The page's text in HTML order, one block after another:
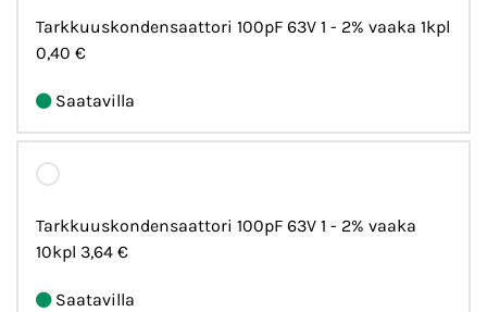
Tarkkuuskondensaattori 100pF 63V 1 - 2% vaaka 1kpl
0,40 €
Saatavilla
Tarkkuuskondensaattori 100pF 63V 1 - 2% vaaka
10kpl 3,64 €
Saatavilla